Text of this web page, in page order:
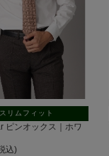
スリムフィット
ピンオックス｜ホワ
込)